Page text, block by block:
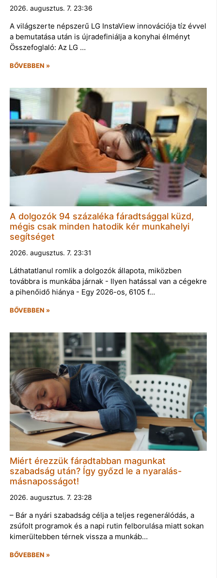
2026. augusztus. 7. 23:36
A világszerte népszerű LG InstaView innovációja tíz évvel
a bemutatása után is újradefiniálja a konyhai élményt
Összefoglaló: Az LG …
BŐVEBBEN »
A dolgozók 94 százaléka fáradtsággal küzd,
mégis csak minden hatodik kér munkahelyi
segítséget
2026. augusztus. 7. 23:31
Láthatatlanul romlik a dolgozók állapota, miközben
továbbra is munkába járnak - Ilyen hatással van a cégekre
a pihenőidő hiánya - Egy 2026-os, 6105 f…
BŐVEBBEN »
Miért érezzük fáradtabban magunkat
szabadság után? Így győzd le a nyaralás-
másnaposságot!
2026. augusztus. 7. 23:28
– Bár a nyári szabadság célja a teljes regenerálódás, a
zsúfolt programok és a napi rutin felborulása miatt sokan
kimerültebben térnek vissza a munkáb…
BŐVEBBEN »